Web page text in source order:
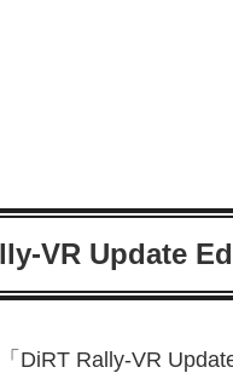
VR Update
DiRT Rally-VR